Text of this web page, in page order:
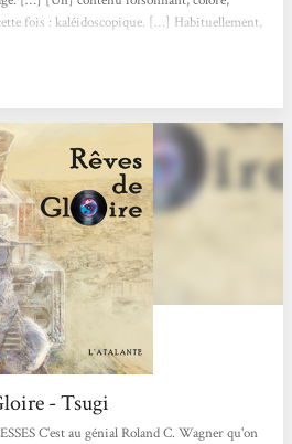
fois : kaléidoscopique. […] Habituellement,
être. Mais Wagner multiplie les points de...
- Tsugi
C'est au génial Roland C. Wagner qu'on